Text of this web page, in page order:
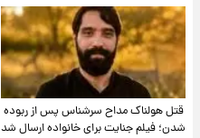
قتل هولناک مداح سرشناس پس از ربوده
شدن؛ فیلم جنایت برای خانواده ارسال شد